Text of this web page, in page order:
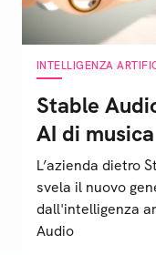
INTELLIGENZA
Stable
AI di
L’azienda dietro
svela il nuovo
dall'intelligenza
Audio